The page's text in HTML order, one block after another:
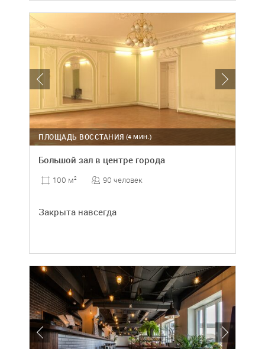
(4 МИН.)
ПЛОЩАДЬ ВОССТАНИЯ
Большой зал в центре города
100 м2 90 человек
Закрыта навсегда